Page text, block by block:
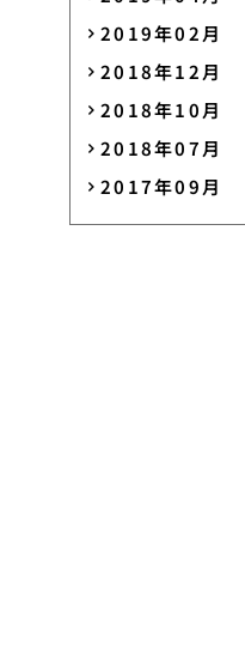
2019年02月
2018年12月
2018年10月
2018年07月
2017年09月